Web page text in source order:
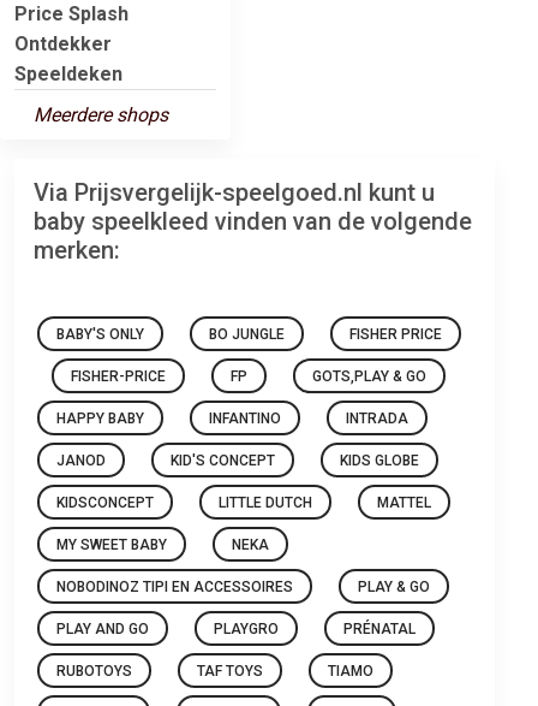
Price Splash
Ontdekker
Speeldeken
Meerdere shops
Via Prijsvergelijk-speelgoed.nl kunt u
baby speelkleed vinden van de volgende
merken:
BABY'S ONLY BO JUNGLE FISHER PRICE
FISHER-PRICE FP GOTS,PLAY & GO
HAPPY BABY INFANTINO INTRADA
JANOD KID'S CONCEPT KIDS GLOBE
KIDSCONCEPT LITTLE DUTCH MATTEL
MY SWEET BABY NEKA
NOBODINOZ TIPI EN ACCESSOIRES PLAY & GO
PLAY AND GO PLAYGRO PRÉNATAL
RUBOTOYS TAF TOYS TIAMO